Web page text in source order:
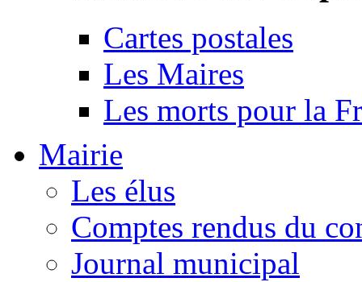
Cartes postales
Les Maires
Les morts pour la
Mairie
Les élus
Comptes rendus du
Journal municipal